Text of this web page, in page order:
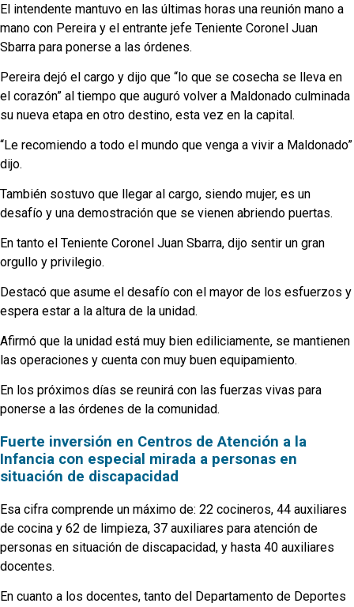
El intendente mantuvo en las últimas horas una reunión mano a
mano con Pereira y el entrante jefe Teniente Coronel Juan
Sbarra para ponerse a las órdenes.
Pereira dejó el cargo y dijo que “lo que se cosecha se lleva en
el corazón” al tiempo que auguró volver a Maldonado culminada
su nueva etapa en otro destino, esta vez en la capital.
“Le recomiendo a todo el mundo que venga a vivir a Maldonado”
dijo.
También sostuvo que llegar al cargo, siendo mujer, es un
desafío y una demostración que se vienen abriendo puertas.
En tanto el Teniente Coronel Juan Sbarra, dijo sentir un gran
orgullo y privilegio.
Destacó que asume el desafío con el mayor de los esfuerzos y
espera estar a la altura de la unidad.
Afirmó que la unidad está muy bien ediliciamente, se mantienen
las operaciones y cuenta con muy buen equipamiento.
En los próximos días se reunirá con las fuerzas vivas para
ponerse a las órdenes de la comunidad.
Fuerte inversión en Centros de Atención a la
Infancia con especial mirada a personas en
situación de discapacidad
Esa cifra comprende un máximo de: 22 cocineros, 44 auxiliares
de cocina y 62 de limpieza, 37 auxiliares para atención de
personas en situación de discapacidad, y hasta 40 auxiliares
docentes.
En cuanto a los docentes, tanto del Departamento de Deportes